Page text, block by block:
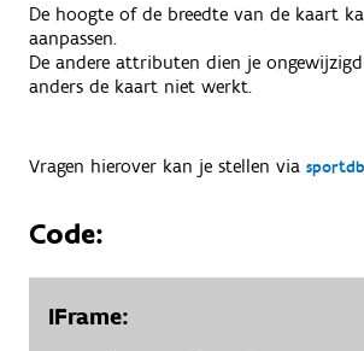
De hoogte of de breedte van de kaart
aanpassen.
De andere attributen dien je
anders de kaart niet werkt.
Vragen hierover kan je stellen via
Code:
IFrame: